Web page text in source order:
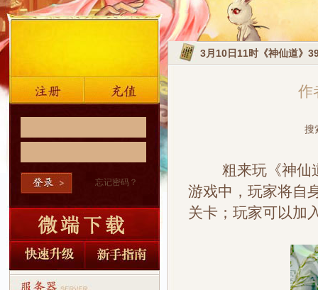
忘记密码？
3月10日11时《神仙道》
作
搜
粗来玩《神仙道
游戏中，玩家将自
关卡；玩家可以加